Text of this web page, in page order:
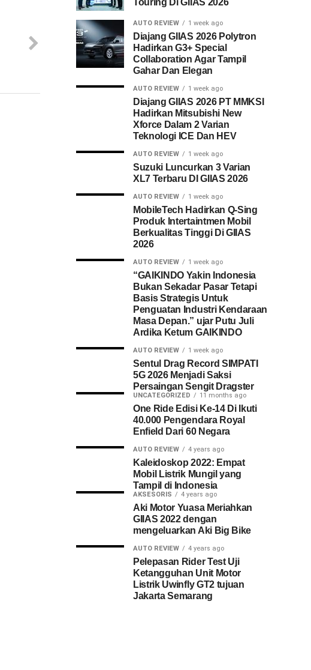
Touring Di GIIAS 2026
AUTO REVIEW 1 week ago
Diajang GIIAS 2026 Polytron
Hadirkan G3+ Special
Collaboration Agar Tampil
Gahar Dan Elegan
AUTO REVIEW 1 week ago
Diajang GIIAS 2026 PT MMKSI
Hadirkan Mitsubishi New
Xforce Dalam 2 Varian
Teknologi ICE Dan HEV
AUTO REVIEW 1 week ago
Suzuki Luncurkan 3 Varian
XL7 Terbaru DI GIIAS 2026
AUTO REVIEW 1 week ago
MobileTech Hadirkan Q-Sing
Produk Intertaintmen Mobil
Berkualitas Tinggi Di GIIAS
2026
AUTO REVIEW 1 week ago
“GAIKINDO Yakin Indonesia
Bukan Sekadar Pasar Tetapi
Basis Strategis Untuk
Penguatan Industri Kendaraan
Masa Depan.” ujar Putu Juli
Ardika Ketum GAIKINDO
AUTO REVIEW 1 week ago
Sentul Drag Record SIMPATI
5G 2026 Menjadi Saksi
Persaingan Sengit Dragster
UNCATEGORIZED 11 months ago
One Ride Edisi Ke-14 Di Ikuti
40.000 Pengendara Royal
Enfield Dari 60 Negara
AUTO REVIEW 4 years ago
Kaleidoskop 2022: Empat
Mobil Listrik Mungil yang
Tampil di Indonesia
AKSESORIS 4 years ago
Aki Motor Yuasa Meriahkan
GIIAS 2022 dengan
mengeluarkan Aki Big Bike
AUTO REVIEW 4 years ago
Pelepasan Rider Test Uji
Ketangguhan Unit Motor
Listrik Uwinfly GT2 tujuan
Jakarta Semarang